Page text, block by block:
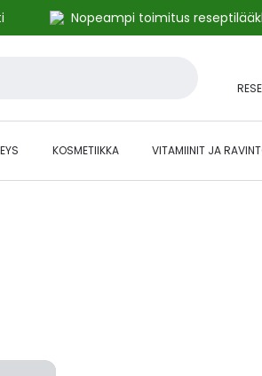
Nopeampi toimitus
KOSMETIIKKA VITAMIINIT JA